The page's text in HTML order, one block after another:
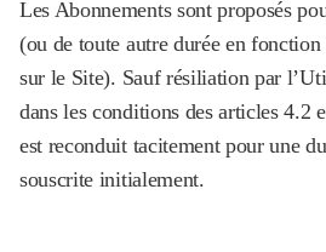
Les Abonnements sont proposés
(ou de toute autre durée en fonction
sur le Site). Sauf résiliation par
dans les conditions des articles 4.2
est reconduit tacitement pour une
souscrite initialement.